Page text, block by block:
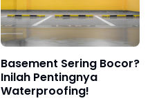
Basement Sering Bocor?
Inilah Pentingnya
Waterproofing!